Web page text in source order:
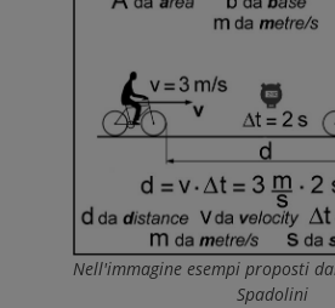
Nell'immagine esempi proposti
Spadolini